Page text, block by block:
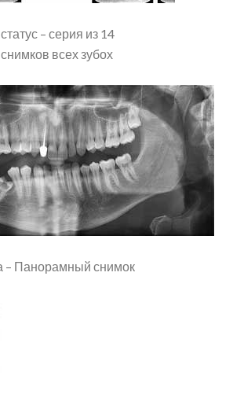
– серия из 14
всех зубох
– Панорамный снимок